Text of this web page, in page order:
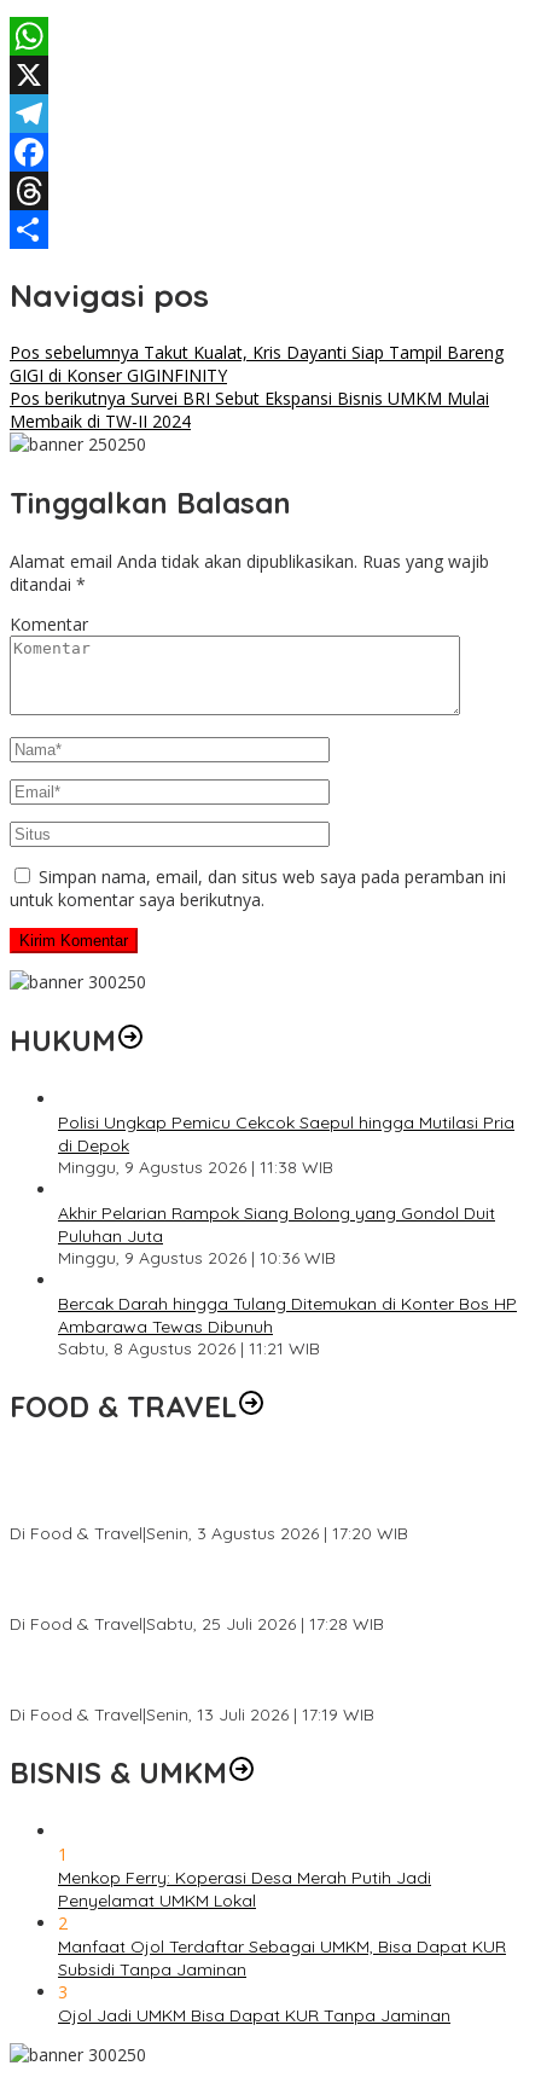
WhatsApp
X
Telegram
Facebook
Threads
Navigasi pos
Pos sebelumnya Takut Kualat, Kris Dayanti Siap Tampil Bareng
GIGI di Konser GIGINFINITY
Pos berikutnya Survei BRI Sebut Ekspansi Bisnis UMKM Mulai
Membaik di TW-II 2024
Tinggalkan Balasan
Alamat email Anda tidak akan dipublikasikan. Ruas yang wajib
ditandai *
Komentar
Simpan nama, email, dan situs web saya pada peramban ini
untuk komentar saya berikutnya.
HUKUM
Polisi Ungkap Pemicu Cekcok Saepul hingga Mutilasi Pria
di Depok
Minggu, 9 Agustus 2026 | 11:38 WIB
Akhir Pelarian Rampok Siang Bolong yang Gondol Duit
Puluhan Juta
Minggu, 9 Agustus 2026 | 10:36 WIB
Bercak Darah hingga Tulang Ditemukan di Konter Bos HP
Ambarawa Tewas Dibunuh
Sabtu, 8 Agustus 2026 | 11:21 WIB
FOOD & TRAVEL
Di Food & Travel|Senin, 3 Agustus 2026 | 17:20 WIB
Di Food & Travel|Sabtu, 25 Juli 2026 | 17:28 WIB
Di Food & Travel|Senin, 13 Juli 2026 | 17:19 WIB
BISNIS & UMKM
1
Menkop Ferry: Koperasi Desa Merah Putih Jadi
Penyelamat UMKM Lokal
2
Manfaat Ojol Terdaftar Sebagai UMKM, Bisa Dapat KUR
Subsidi Tanpa Jaminan
3
Ojol Jadi UMKM Bisa Dapat KUR Tanpa Jaminan